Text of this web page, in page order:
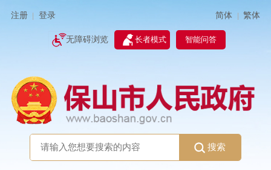
注册 登录 简体 | 繁体
无障碍浏览 长者模式 智能问答
搜索